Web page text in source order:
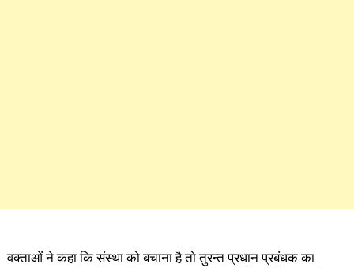
वक्ताओं ने कहा कि संस्था को बचाना है तो तुरन्त प्रधान प्रबंधक का